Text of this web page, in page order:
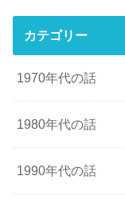
カテゴリー
1970年代の話
1980年代の話
1990年代の話